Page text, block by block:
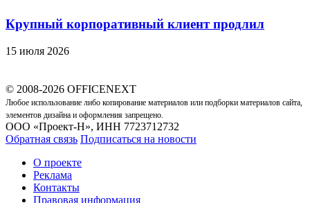
Крупный корпоративный клиент продлил
15 июля 2026
© 2008-2026 OFFICENEXT
Любое использование либо копирование материалов или подборки материалов сайта,
элементов дизайна и оформления запрещено.
ООО «Проект-Н», ИНН 7723712732
Обратная связь Подписаться на новости
О проекте
Реклама
Контакты
Правовая информация